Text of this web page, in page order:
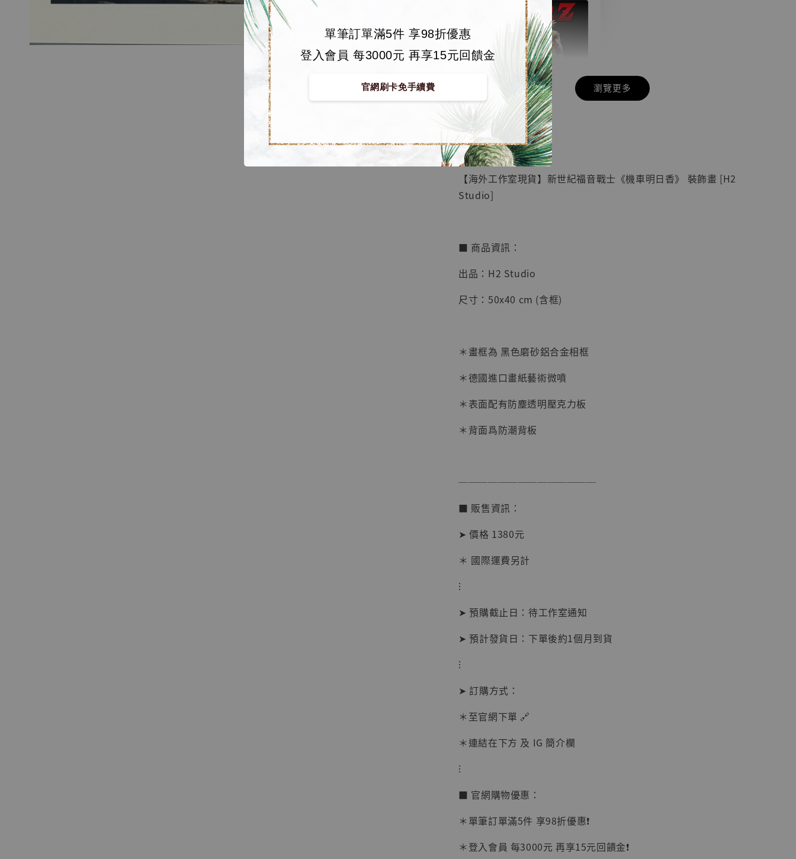
單筆訂單滿5件 享98折優惠
登入會員 每3000元 再享15元回饋金
官網刷卡免手續費
【店內現貨】七龍珠
系列蒐藏雕像 悟空
鳥山明紀念款 [奇蹟
工作室]
NT$ 4,280
NT$ 5,580
- +
Studio]
NT$ 1,500
加入購物車
加購優惠【讓子彈飛 鵝城縣長 張麻子 [BK01]】
BJSTUDIO 1/6系列
可動蒐藏人偶 讓子
彈飛 鵝城縣長 張麻
子 [BK01]
NT$ 4,980
- +
瀏覽更多
🏝【無人島玩具】
【海外工作室現貨】新世紀福音戰士《機車明日香》 裝飾畫 [H2
Studio]
■ 商品資訊：
出品：H2 Studio
尺寸：50x40 cm (含框)
＊畫框為 黑色磨砂鋁合金相框
＊德國進口畫紙藝術微噴
＊表面配有防塵透明壓克力板
＊背面爲防潮背板
──────────────
■ 販售資訊：
➤ 價格 1380元
＊ 國際運費另計
⁝
➤ 預購截止日：待工作室通知
➤ 預計發貨日：下單後約1個月到貨
⁝
➤ 訂購方式：
＊至官網下單 🔗
＊連結在下方 及 IG 簡介欄
⁝
■ 官網購物優惠：
＊單筆訂單滿5件 享98折優惠❗️
＊登入會員 每3000元 再享15元回饋金❗️